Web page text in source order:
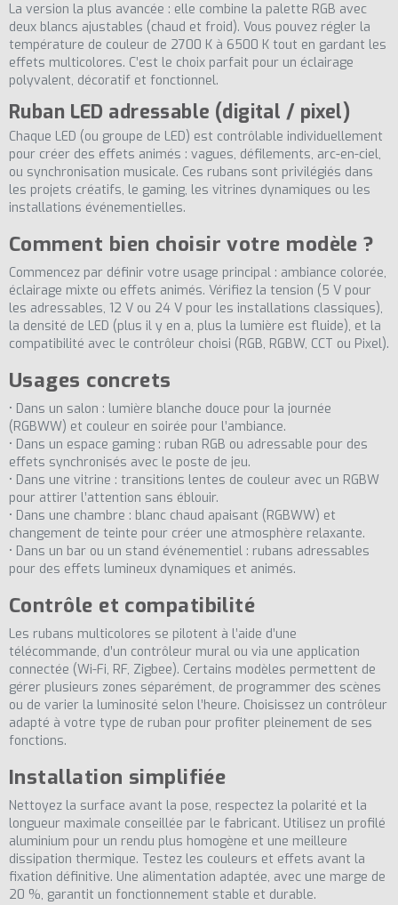
La version la plus avancée : elle combine la palette RGB avec
deux blancs ajustables (chaud et froid). Vous pouvez régler la
température de couleur de 2700 K à 6500 K tout en gardant les
effets multicolores. C’est le choix parfait pour un éclairage
polyvalent, décoratif et fonctionnel.
Ruban LED adressable (digital / pixel)
Chaque LED (ou groupe de LED) est contrôlable individuellement
pour créer des effets animés : vagues, défilements, arc-en-ciel,
ou synchronisation musicale. Ces rubans sont privilégiés dans
les projets créatifs, le gaming, les vitrines dynamiques ou les
installations événementielles.
Comment bien choisir votre modèle ?
Commencez par définir votre usage principal : ambiance colorée,
éclairage mixte ou effets animés. Vérifiez la tension (5 V pour
les adressables, 12 V ou 24 V pour les installations classiques),
la densité de LED (plus il y en a, plus la lumière est fluide), et la
compatibilité avec le contrôleur choisi (RGB, RGBW, CCT ou Pixel).
Usages concrets
• Dans un salon : lumière blanche douce pour la journée
(RGBWW) et couleur en soirée pour l’ambiance.
• Dans un espace gaming : ruban RGB ou adressable pour des
effets synchronisés avec le poste de jeu.
• Dans une vitrine : transitions lentes de couleur avec un RGBW
pour attirer l’attention sans éblouir.
• Dans une chambre : blanc chaud apaisant (RGBWW) et
changement de teinte pour créer une atmosphère relaxante.
• Dans un bar ou un stand événementiel : rubans adressables
pour des effets lumineux dynamiques et animés.
Contrôle et compatibilité
Les rubans multicolores se pilotent à l’aide d’une
télécommande, d’un contrôleur mural ou via une application
connectée (Wi-Fi, RF, Zigbee). Certains modèles permettent de
gérer plusieurs zones séparément, de programmer des scènes
ou de varier la luminosité selon l’heure. Choisissez un contrôleur
adapté à votre type de ruban pour profiter pleinement de ses
fonctions.
Installation simplifiée
Nettoyez la surface avant la pose, respectez la polarité et la
longueur maximale conseillée par le fabricant. Utilisez un profilé
aluminium pour un rendu plus homogène et une meilleure
dissipation thermique. Testez les couleurs et effets avant la
fixation définitive. Une alimentation adaptée, avec une marge de
20 %, garantit un fonctionnement stable et durable.